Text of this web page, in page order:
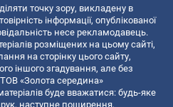
точку зору, викладену в
інформації, опублікованої
несе рекламодавець.
розміщених на цьому сайті,
на сторінку цього сайту,
іншого згадування, але без
«Золота середина»
буде вважатися: будь-яке
наступне поширення,